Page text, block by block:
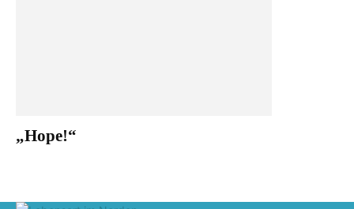
„Hope!“